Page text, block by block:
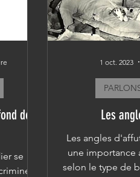
de
se
Les
Les angles
une importance
selon le type de
1 oct. 2023